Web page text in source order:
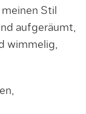
Stil
aufgeräumt,
wimmelig,